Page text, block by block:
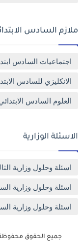
ملازم السادس
اجتماعيات السادس
الانكليزي للسادس
العلوم السادس
الاسئلة الوزارية
اسئلة وحلول وزارية
اسئلة وحلول وزارية
اسئلة وحلول وزارية
جميع الحقوق